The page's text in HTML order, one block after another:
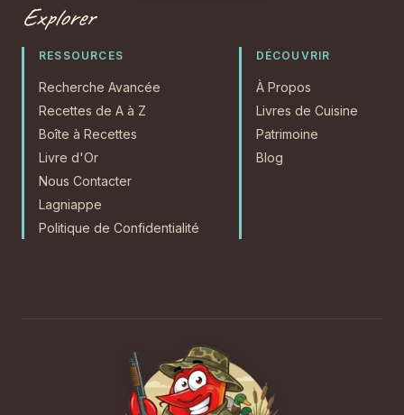
Explorer
RESSOURCES
Recherche Avancée
Recettes de A à Z
Boîte à Recettes
Livre d'Or
Nous Contacter
Lagniappe
Politique de Confidentialité
DÉCOUVRIR
À Propos
Livres de Cuisine
Patrimoine
Blog